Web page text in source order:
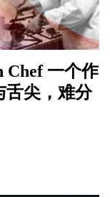
Chef 一个作
舌尖，难分